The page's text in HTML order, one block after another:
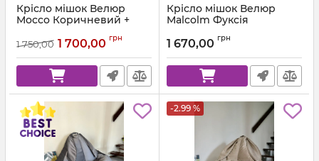
Крісло мішок Велюр
Mocco Коричневий +
Корона
1 750,00 1 700,00 грн
Крісло мішок Велюр
Malcolm Фуксія
1 670,00 грн
-2.99 %